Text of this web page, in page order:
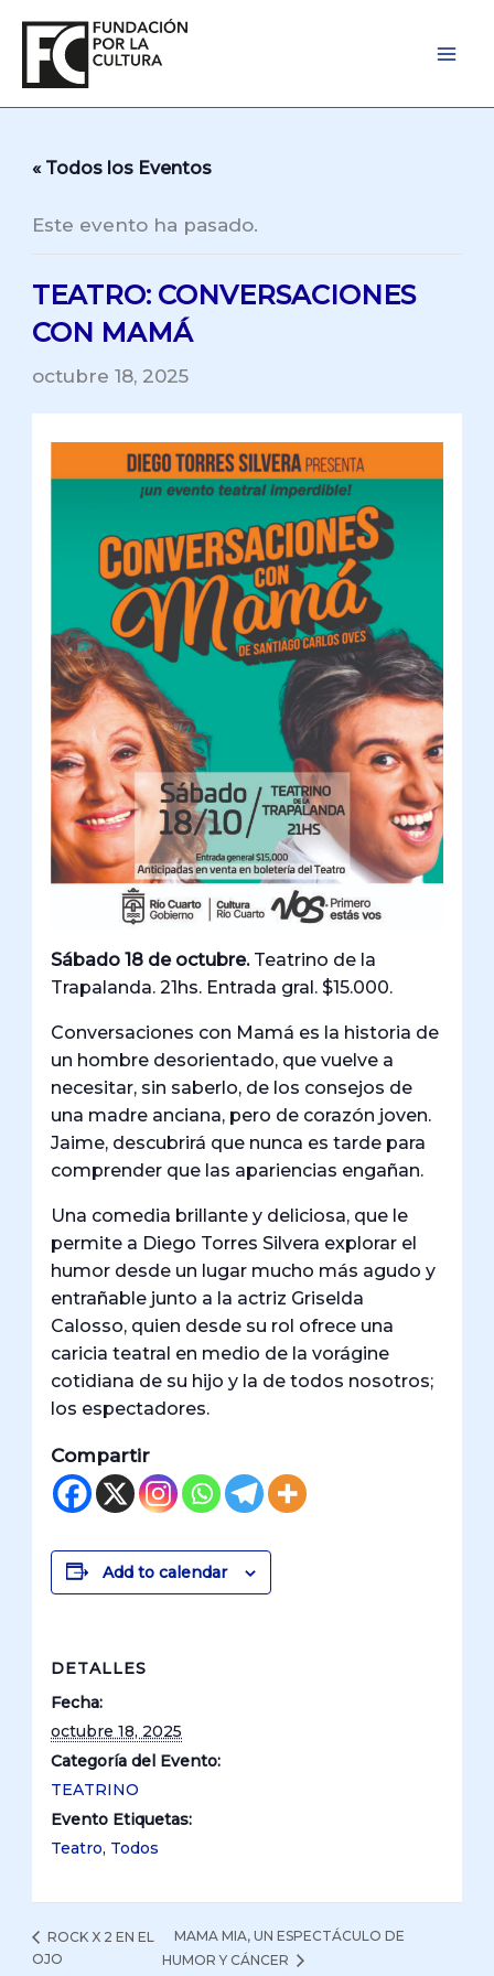
contenido
« Todos los Eventos
Este evento ha pasado.
TEATRO: CONVERSACIONES
CON MAMÁ
octubre 18, 2025
Sábado 18 de octubre.Teatrino de la
Trapalanda. 21hs. Entrada gral. $15.000.
Conversaciones con Mamá es la historia de
un hombre desorientado, que vuelve a
necesitar, sin saberlo, de los consejos de
una madre anciana, pero de corazón joven.
Jaime, descubrirá que nunca es tarde para
comprender que las apariencias engañan.
Una comedia brillante y deliciosa, que le
permite a Diego Torres Silvera explorar el
humor desde un lugar mucho más agudo y
entrañable junto a la actriz Griselda
Calosso, quien desde su rol ofrece una
caricia teatral en medio de la vorágine
cotidiana de su hijo y la de todos nosotros;
los espectadores.
Compartir
Add to calendar
DETALLES
Fecha:
octubre 18, 2025
Categoría del Evento:
TEATRINO
Evento Etiquetas:
Teatro, Todos
ROCK X 2 EN EL
OJO
MAMA MIA, UN ESPECTÁCULO DE
HUMOR Y CÁNCER